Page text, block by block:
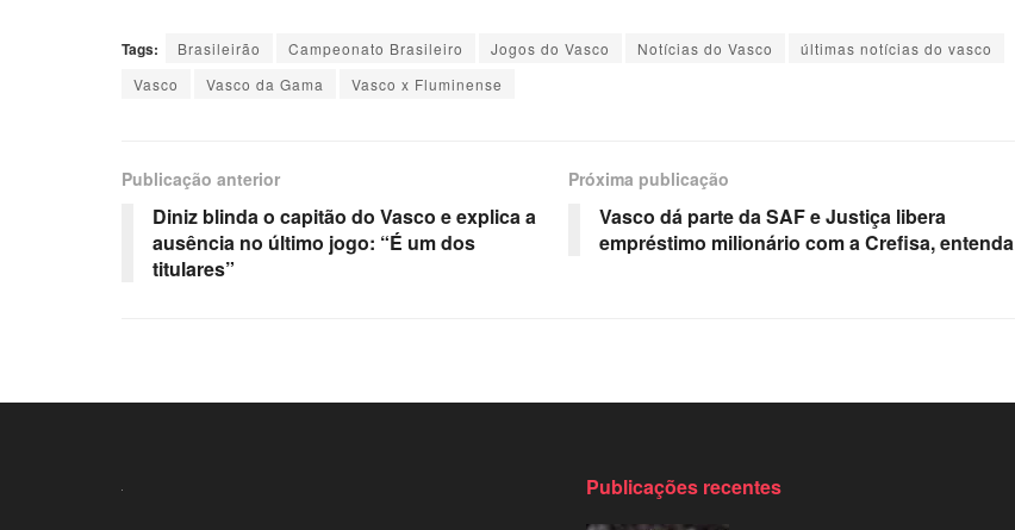
Tags: Brasileirão Campeonato Brasileiro Jogos do Vasco Notícias do Vasco
últimas notícias do vasco
Vasco
Vasco da Gama Vasco x Fluminense
Publicação anterior
Diniz blinda o capitão do Vasco e explica a
ausência no último jogo: “É um dos
titulares”
Próxima publicação
Vasco dá parte da SAF e Justiça libera
empréstimo milionário com a Crefisa, entenda
Publicações recentes